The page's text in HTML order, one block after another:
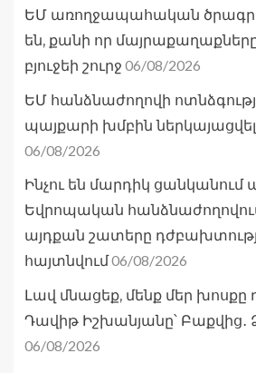
ԵՄ առողջապահական
են, քանի որ մայրաքաղաքները
բյուջեի շուրջ 06/08/2026
ԵՄ հանձնաժողովի
պայքարի խմբին ներկայացվել
06/08/2026
Ինչու են մարդիկ
Եվրոպական
այդքան շատերը
հայտնվում06/08/2026
Լավ մնացեք, մենք մեր խոսքը
Դավիթ Իշխանյանը՝ Բաքվից․
06/08/2026